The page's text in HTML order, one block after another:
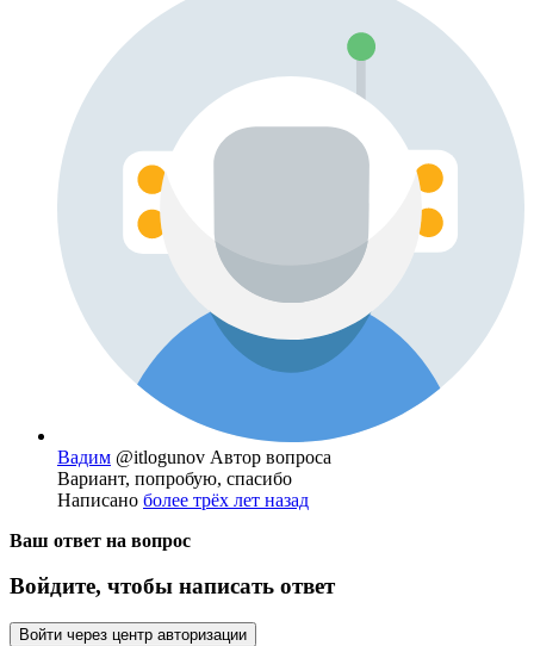
Вадим @itlogunov Автор вопроса
Вариант, попробую, спасибо
Написано более трёх лет назад
Ваш ответ на вопрос
Войдите, чтобы написать ответ
Войти через центр авторизации